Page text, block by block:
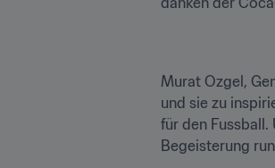
Murat Ozgel,
und sie zu
für den
Begeisterung